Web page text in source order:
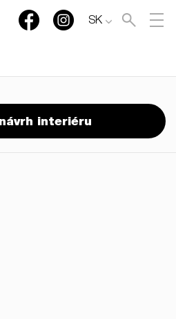
SK
interiéru